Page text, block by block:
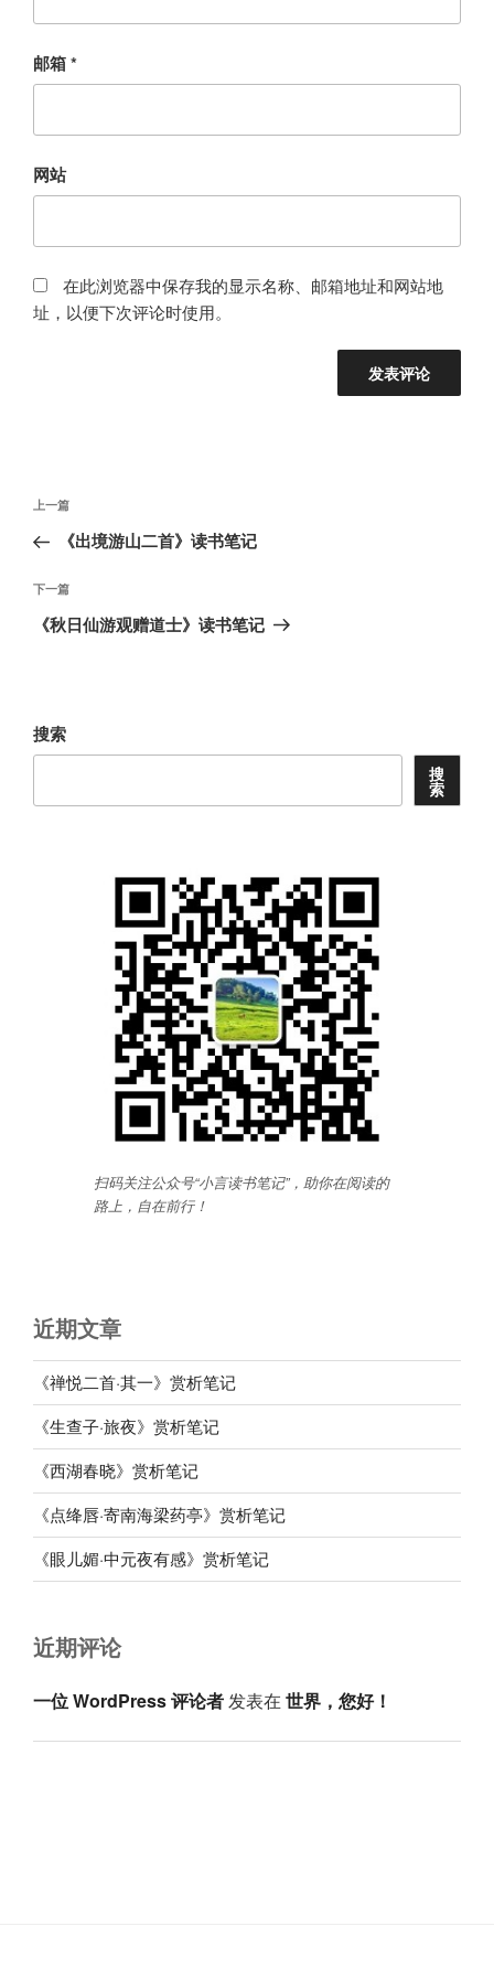
邮箱*
网站
在此浏览器中保存我的显示名称、邮箱地址和网站地
址，以便下次评论时使用。
文
导
航
上
一
文
章
上一篇
《出境游山二首》读书笔记
下
一
下一篇
《秋日仙游观赠道士》读书笔记
搜索
搜
索
扫码关注公众号“小言读书笔记”，助你在阅读的
路上，自在前行！
近期文章
《禅悦二首·其一》赏析笔记
《生查子·旅夜》赏析笔记
《西湖春晓》赏析笔记
《点绛唇·寄南海梁药亭》赏析笔记
《眼儿媚·中元夜有感》赏析笔记
近期评论
一位 WordPress 评论者发表在 世界，您好！